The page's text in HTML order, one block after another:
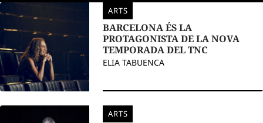
ARTS
BARCELONA ÉS LA
PROTAGONISTA DE LA NOVA
TEMPORADA DEL TNC
ELIA TABUENCA
ARTS